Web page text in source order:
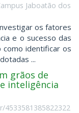
Jaboatão dos
os fatores
e o sucesso das
como identificar os
...
grãos de
inteligência
4533581385822322